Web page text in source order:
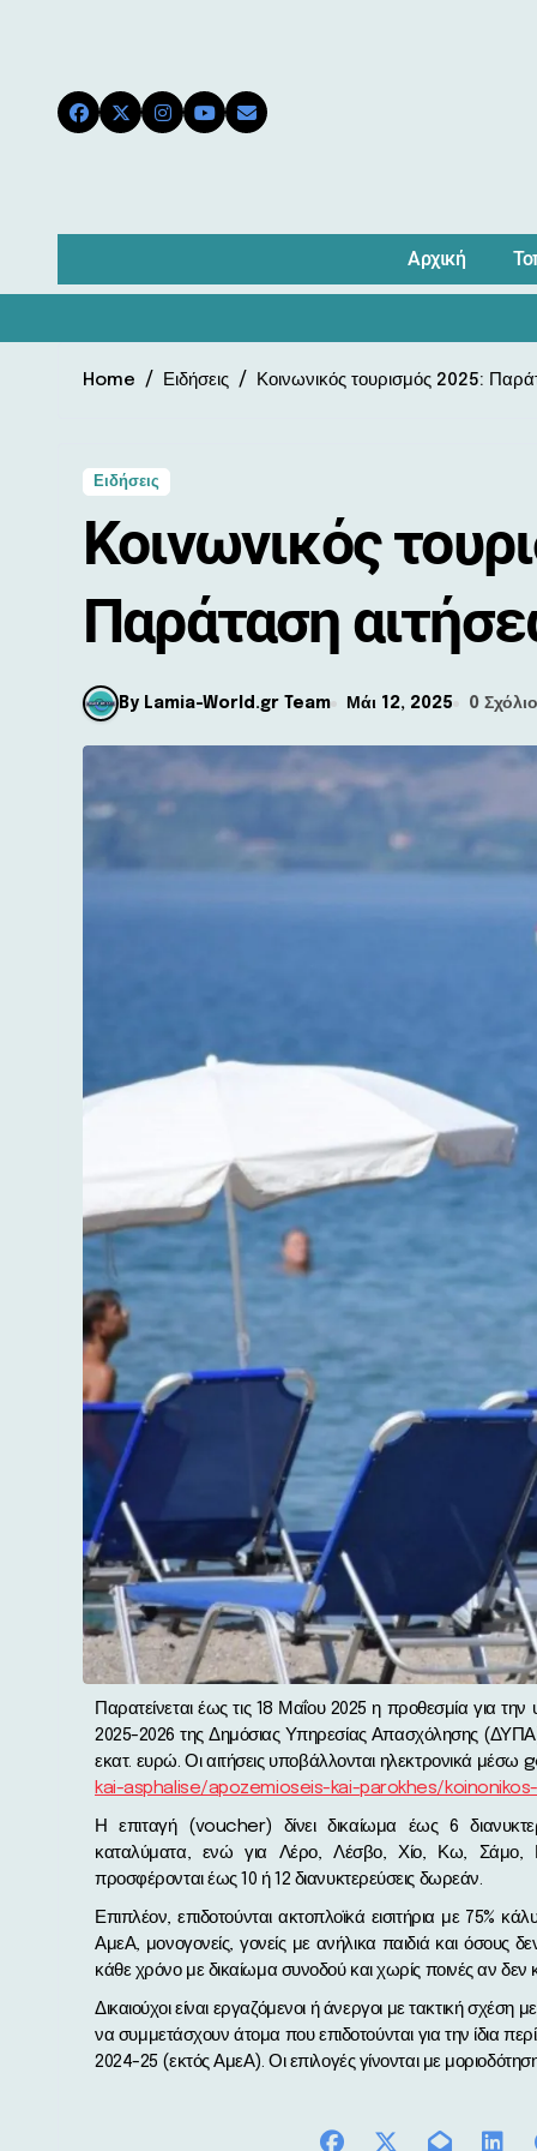
Αρχική
Home Ειδήσεις Κοινωνικός τουρισμός 2025:
Ειδήσεις
Κοινωνικός
Παράταση
By Lamia-World.gr Team Μάι 12, 2025 0 Σχόλιο
Παρατείνεται έως τις 18 Μαΐου 2025 η προθεσμία για την υποβολή αιτήσεων στο νέο πρόγραμμα Κοινωνικού Τουρισμού
2025-2026 της Δημόσιας Υπηρεσίας Απασχόλησης
εκατ. ευρώ. Οι αιτήσεις υποβάλλονται ηλεκτρονικά μέσω
kai-asphalise/apozemioseis-kai-parokhes/
Η επιταγή (voucher) δίνει δικαίωμα έως 6
καταλύματα, ενώ για Λέρο, Λέσβο, Χίο, Κω,
προσφέρονται έως 10 ή 12 διανυκτερεύσεις δωρεάν.
Επιπλέον, επιδοτούνται ακτοπλοϊκά εισιτήρια με 75%
ΑμεΑ, μονογονείς, γονείς με ανήλικα παιδιά και
κάθε χρόνο με δικαίωμα συνοδού και χωρίς ποινές αν δεν
Δικαιούχοι είναι εργαζόμενοι ή άνεργοι με τακτική
να συμμετάσχουν άτομα που επιδοτούνται για την ίδια
2024-25 (εκτός ΑμεΑ). Οι επιλογές γίνονται με